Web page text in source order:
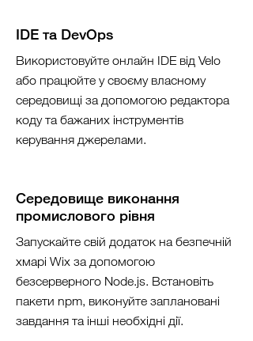
Використовуйте онлайн IDE від Velo
або працюйте у своєму власному
середовищі за допомогою редактора
коду та бажаних інструментів
керування джерелами.
IDE та DevOps
Запускайте свій додаток на безпечній
хмарі Wix за допомогою
безсерверного Node.js. Встановіть
пакети npm, виконуйте заплановані
завдання та інші необхідні дії.
Середовище виконання
промислового рівня